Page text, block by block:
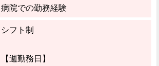
病院での勤務経験
シフト制
【週勤務日】